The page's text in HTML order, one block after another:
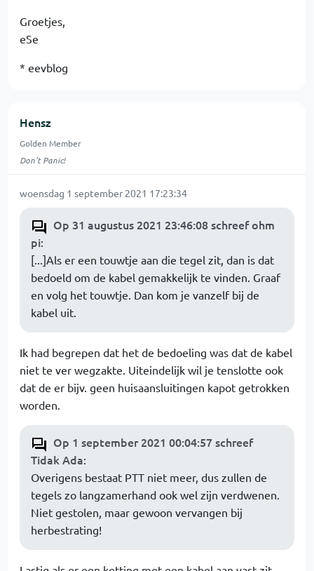
Groetjes,
eSe
* eevblog
Hensz
Golden Member
Don't Panic!
woensdag 1 september 2021 17:23:34
Op 31 augustus 2021 23:46:08 schreef ohm
pi:
[...]Als er een touwtje aan die tegel zit, dan is dat
bedoeld om de kabel gemakkelijk te vinden. Graaf
en volg het touwtje. Dan kom je vanzelf bij de
kabel uit.
Ik had begrepen dat het de bedoeling was dat de kabel
niet te ver wegzakte. Uiteindelijk wil je tenslotte ook
dat de er bijv. geen huisaansluitingen kapot getrokken
worden.
Op 1 september 2021 00:04:57 schreef
Tidak Ada:
Overigens bestaat PTT niet meer, dus zullen de
tegels zo langzamerhand ook wel zijn verdwenen.
Niet gestolen, maar gewoon vervangen bij
herbestrating!